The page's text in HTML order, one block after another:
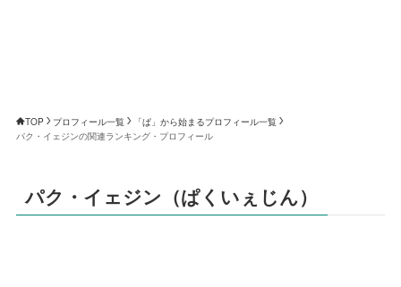
TOP プロフィール一覧
「ぱ」から始まるプロフィール一覧
パク・イェジンの関連ランキング・プロフィール
パク・イェジン（ぱくいぇじん）